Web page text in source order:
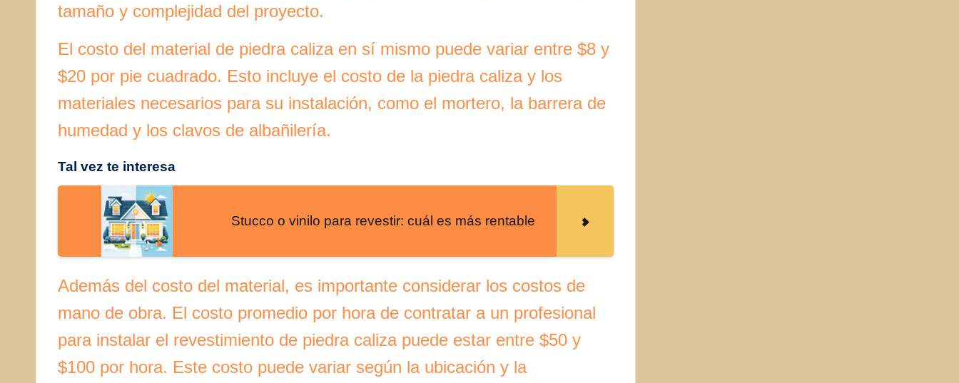
tamaño y complejidad del proyecto.
El costo del material de piedra caliza en sí mismo puede variar entre $8 y
$20 por pie cuadrado. Esto incluye el costo de la piedra caliza y los
materiales necesarios para su instalación, como el mortero, la barrera de
humedad y los clavos de albañilería.
Tal vez te interesa
Stucco o vinilo para revestir: cuál es más rentable
Además del costo del material, es importante considerar los costos de
mano de obra. El costo promedio por hora de contratar a un profesional
para instalar el revestimiento de piedra caliza puede estar entre $50 y
$100 por hora. Este costo puede variar según la ubicación y la